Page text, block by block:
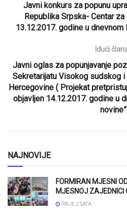
Javni konkurs za popunu
Republika Srpska- Centar
13.12.2017. godine u dnevnom
Idući
Javni oglas za popunjavanje
Sekretarijatu Visokog sudskog
Hercegovine ( Projekat
objavljen 14.12.2017. godine u
novine”
NAJNOVIJE
FORMIRAN MJESNI
MJESNOJ ZAJEDNICI
PRIJE 2 SATA